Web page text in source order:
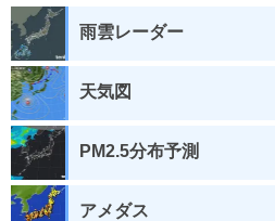
雨雲レーダー
天気図
PM2.5分布予測
アメダス